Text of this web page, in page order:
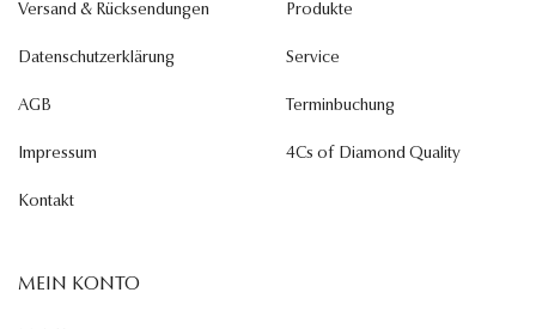
Versand & Rücksendungen
Datenschutzerklärung
AGB
Impressum
Kontakt
Produkte
Service
Terminbuchung
4Cs of Diamond Quality
MEIN KONTO